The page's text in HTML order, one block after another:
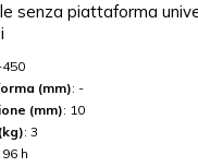
senza piattaforma
(mm): -
(mm): 10
: 3
h